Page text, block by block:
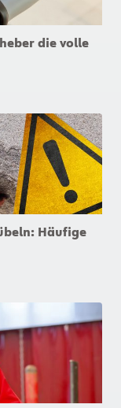
die volle
Häufige